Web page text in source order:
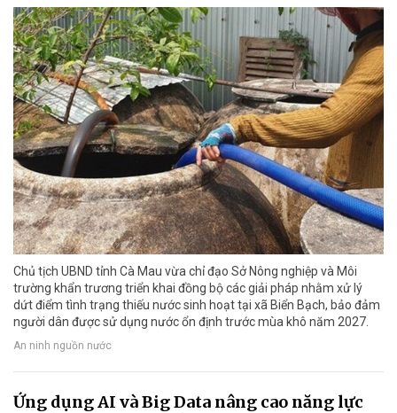
Chủ tịch UBND tỉnh Cà Mau vừa chỉ đạo Sở Nông nghiệp và Môi
trường khẩn trương triển khai đồng bộ các giải pháp nhằm xử lý
dứt điểm tình trạng thiếu nước sinh hoạt tại xã Biển Bạch, bảo đảm
người dân được sử dụng nước ổn định trước mùa khô năm 2027.
An ninh nguồn nước
Ứng dụng AI và Big Data nâng cao năng lực